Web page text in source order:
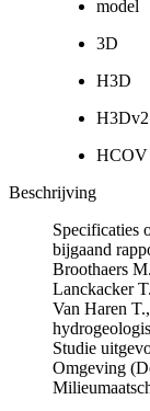
model
3D
H3D
H3Dv2
HCOV
Beschrijving
Specificaties
bijgaand
Broothaers
Lanckacker
Van Haren
Studie
Omgeving